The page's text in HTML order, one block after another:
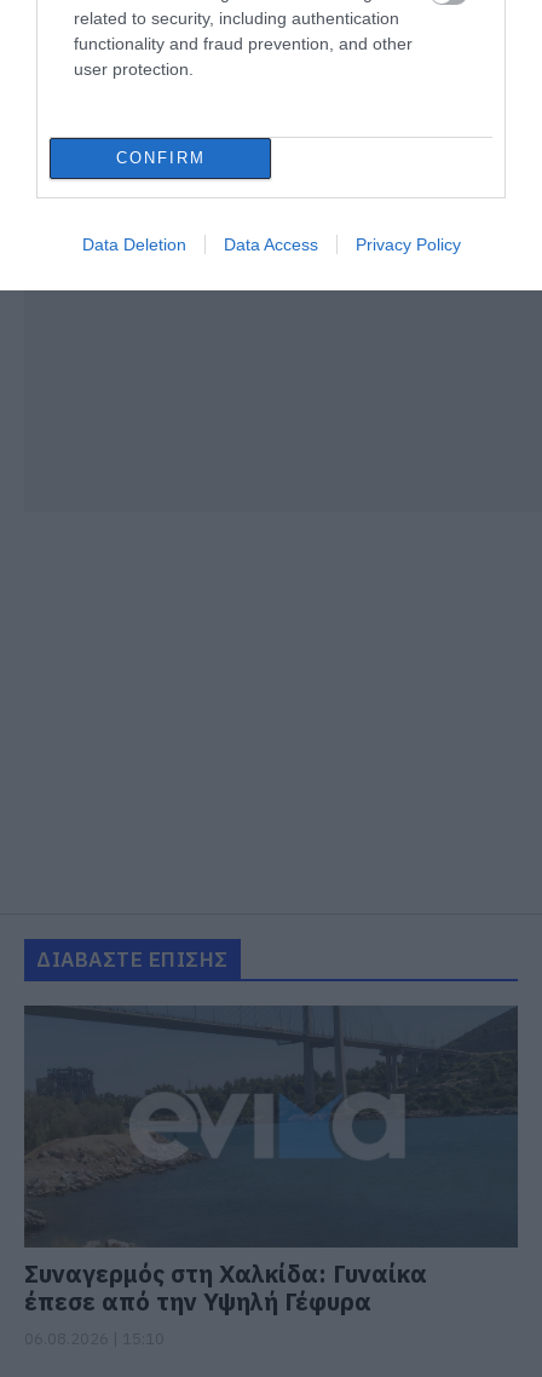
related to security, including authentication
functionality and fraud prevention, and other
user protection.
CONFIRM
Data Deletion Data Access Privacy Policy
ΔΙΑΒΑΣΤΕ ΕΠΙΣΗΣ
Συναγερμός στη Χαλκίδα: Γυναίκα
έπεσε από την Υψηλή Γέφυρα